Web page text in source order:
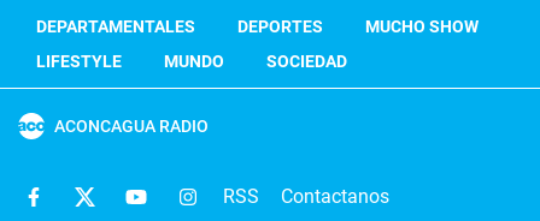
DEPARTAMENTALES
DEPORTES
MUCHO SHOW
LIFESTYLE
MUNDO SOCIEDAD
ACONCAGUA RADIO
RSS Contactanos